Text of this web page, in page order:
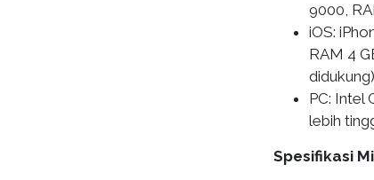
9000,
iOS:
RAM 4
didukung)
PC: Intel
lebih
Spesifikasi